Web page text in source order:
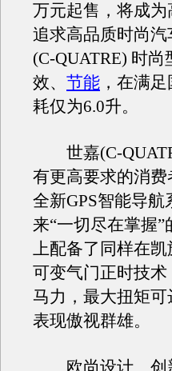
万元起售，将成
追求高品质时尚
(C-QUATRE) 时
效、 节能 ，在满
耗仅为6.0升。
世嘉(C-
有更高要求的消
全新GPS智能导
来“一切尽在掌握
上配备了同样在
可变气门正时技
马力，最大扭矩
表现傲视群雄。
欧尚设计、创新